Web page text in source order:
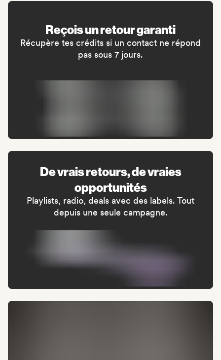
Reçois un retour garanti
Récupère tes crédits si un contact ne répond
pas sous 7 jours.
De vrais retours, de vraies
opportunités
Playlists, radio, deals avec des labels. Tout
depuis une seule campagne.